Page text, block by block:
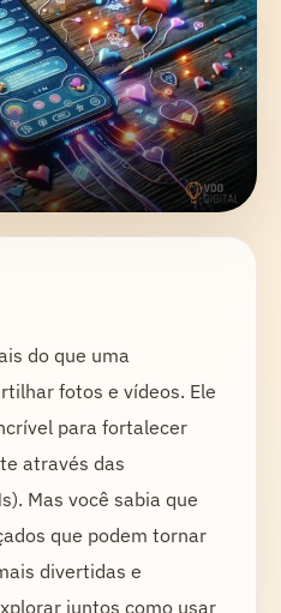
do que uma
fotos e vídeos. Ele
para fortalecer
através das
Mas você sabia que
que podem tornar
divertidas e
juntos como usar